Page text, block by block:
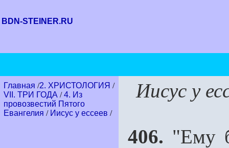
BDN-STEINER.RU
Главная /2. ХРИСТОЛОГИЯ /
VII. ТРИ ГОДА /4. Из
провозвестий Пятого
Евангелия / Иисус у ессеев /
Иисус у
406. "Ему